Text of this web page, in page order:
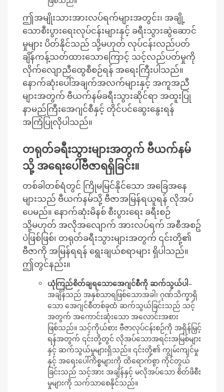
ဤအမျိုးသားအားလပ်ရက်များအတွင်း၊ အချို့
သောစီးပွားရေးလုပ်ငန်းများနှင့် ခရီးသွားဆွဲဆောင်
မှုများ ပိတ်နိုင်သည် သို့မဟုတ် လုပ်ငန်းလည်ပတ်
ချိန်ကန့်သတ်ထားသောကြောင့် သင့်လည်ပတ်မှုကို
လိုက်လျောညီထွေစီစဉ်ရန် အရေးကြီးပါသည်။
နောက်ဆုံးပေါ်အချက်အလက်များနှင့် အကူအညီ
များအတွက် ဗီယက်နမ်ခရီးသွားဆိုင်ရာ အထူးပြု
နာမည်ကြီးအေဂျင်စီနှင့် တိုင်ပင်ဆွေးနွေးရန်
အကြံပြုလိုပါသည်။
တရုတ်ခရီးသွားများအတွက် ဗီယက်နမ်
သို့ အရေးပေါ်ဗီဇာရရှိခြင်း။
တစ်ခါတစ်ရံတွင် ကြိုမမြင်နိုင်သော အခြေအနေ
များသည် ဗီယက်နမ်သို့ ဗီဇာအမြန်ရယူရန် လိုအပ်
ပေမည်။ နောက်ဆုံးမိနစ် စီးပွားရေး ခရီးစဉ်
သို့မဟုတ် အလိုအလျောက် အားလပ်ရက် အစီအစဥ်
ပဲဖြစ်ဖြစ်၊ တရုတ်ခရီးသွားများအတွက် ၎င်းတို့၏
ဗီဇာကို အမြန်ရရန် ရွေးချယ်စရာများ ရှိပါသည်။
ဤတွင်နည်း။
ယုံကြည်စိတ်ချရသောအေဂျင်စီကို ဆက်သွယ်ပါ–
အချိန်သည် အနှစ်သာရဖြစ်သောအခါ၊ ဂုဏ်သိက္ခာရှိ
သော အေဂျင်စီတစ်ခုထံ ဆက်သွယ်ခြင်းသည် သင့်
အတွက် အကောင်းဆုံးသော အလောင်းအစား
ဖြစ်သည်။ သင့်ကိုယ်စား ဗီဇာလုပ်ငန်းစဉ်ကို အရှိန်မြှင့်
ရန်အတွက် ၎င်းတို့တွင် လိုအပ်သောအရင်းအမြစ်များ
နှင့် ဆက်သွယ်မှုများရှိသည်။ ၎င်းတို့၏ ကျွမ်းကျင်မှု
နှင့် အရေးပေါ်ကိစ္စများကို ထိရောက်စွာ ကိုင်တွယ်
ခြင်းသည် သင့်အား အချိန်နှင့် မလိုအပ်သော စိတ်ဖိစီး
မှုများကို သက်သာစေနိုင်သည်။